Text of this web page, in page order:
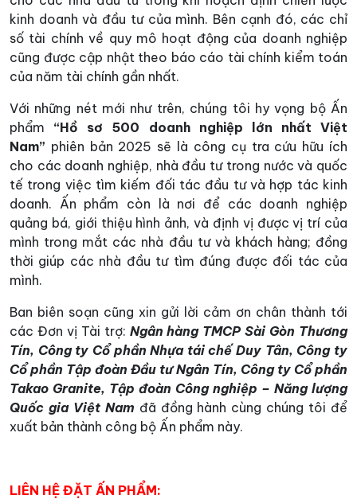
kinh doanh và đầu tư của mình. Bên cạnh đó, các chỉ
số tài chính về quy mô hoạt động của doanh nghiệp
cũng được cập nhật theo báo cáo tài chính kiểm toán
của năm tài chính gần nhất.
Với những nét mới như trên, chúng tôi hy vọng bộ Ấn
phẩm “Hồ sơ 500 doanh nghiệp lớn nhất Việt
Nam” phiên bản 2025 sẽ là công cụ tra cứu hữu ích
cho các doanh nghiệp, nhà đầu tư trong nước và quốc
tế trong việc tìm kiếm đối tác đầu tư và hợp tác kinh
doanh. Ấn phẩm còn là nơi để các doanh nghiệp
quảng bá, giới thiệu hình ảnh, và định vị được vị trí của
mình trong mắt các nhà đầu tư và khách hàng; đồng
thời giúp các nhà đầu tư tìm đúng được đối tác của
mình.
Ban biên soạn cũng xin gửi lời cảm ơn chân thành tới
các Đơn vị Tài trợ: Ngân hàng TMCP Sài Gòn Thương
Tín, Công ty Cổ phần Nhựa tái chế Duy Tân, Công ty
Cổ phần Tập đoàn Đầu tư Ngân Tín, Công ty Cổ phần
Takao Granite, Tập đoàn Công nghiệp – Năng lượng
Quốc gia Việt Nam đã đồng hành cùng chúng tôi để
xuất bản thành công bộ Ấn phẩm này.
LIÊN HỆ ĐẶT ẤN PHẨM: